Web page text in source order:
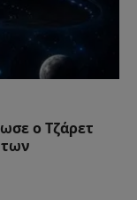
ο Τζάρετ